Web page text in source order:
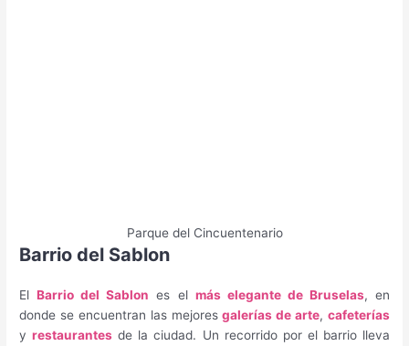
Parque del Cincuentenario
Barrio del Sablon
ElBarrio del Sablon es el más elegante de Bruselas, en
donde se encuentran las mejoresgalerías de arte, cafeterías
yrestaurantes de la ciudad. Un recorrido por el barrio lleva